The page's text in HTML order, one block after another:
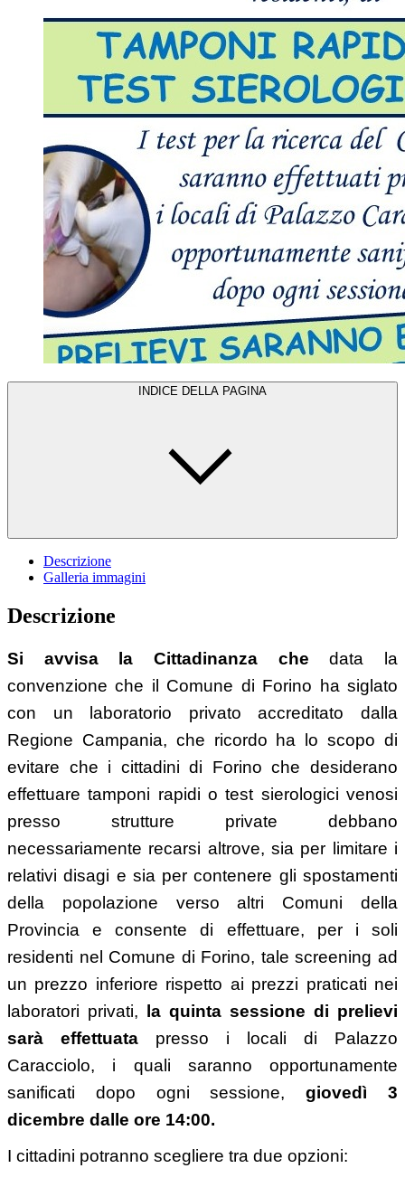
INDICE DELLA PAGINA
Descrizione
Galleria immagini
Descrizione
Si avvisa la Cittadinanza che data la
convenzione che il Comune di Forino ha siglato
con un laboratorio privato accreditato dalla
Regione Campania, che ricordo ha lo scopo di
evitare che i cittadini di Forino che desiderano
effettuare tamponi rapidi o test sierologici venosi
presso strutture private debbano
necessariamente recarsi altrove, sia per limitare i
relativi disagi e sia per contenere gli spostamenti
della popolazione verso altri Comuni della
Provincia e consente di effettuare, per i soli
residenti nel Comune di Forino, tale screening ad
un prezzo inferiore rispetto ai prezzi praticati nei
laboratori privati, la quinta sessione di prelievi
sarà effettuata presso i locali di Palazzo
Caracciolo, i quali saranno opportunamente
sanificati dopo ogni sessione,giovedì
3
dicembre dalle ore 14:00.
I cittadini potranno scegliere tra due opzioni: